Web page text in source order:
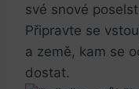
své snové
Připravte se
a země, kam se
dostat.